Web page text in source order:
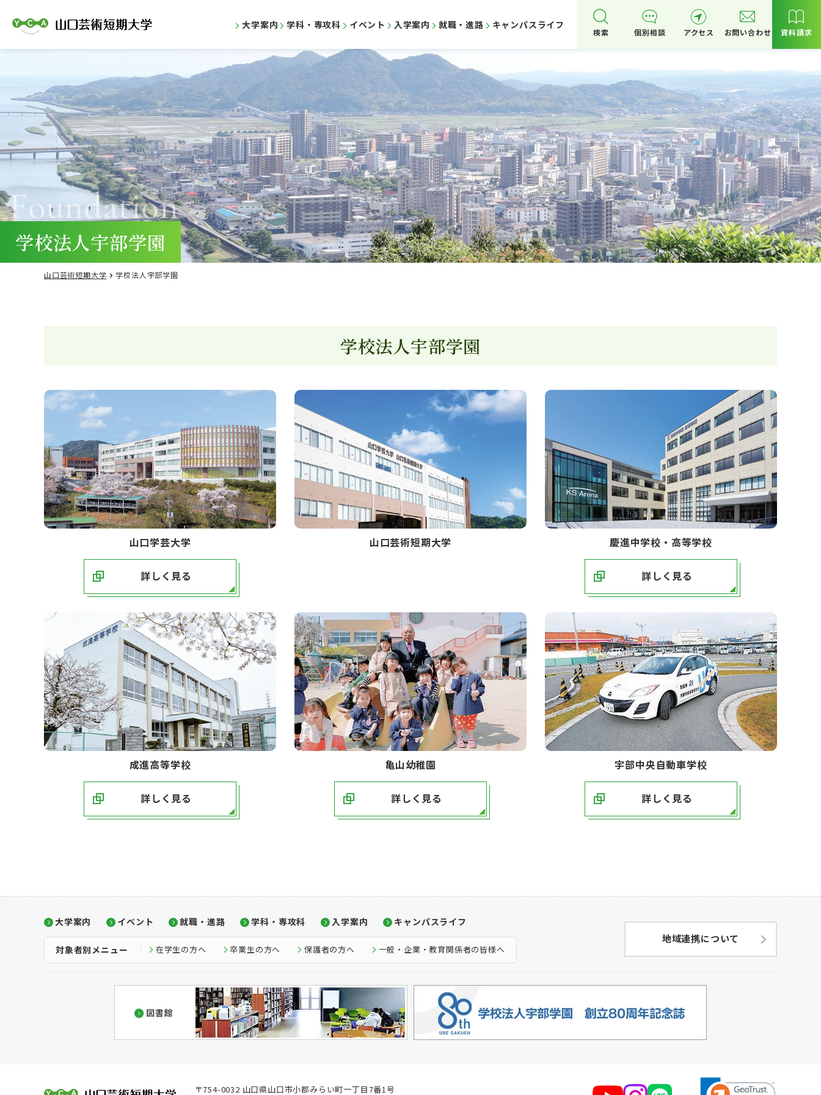
大学案内 学科・専攻科 イベント 入学案内 就職・進路 キャンパスライフ
検索 個別相談 アクセス お問い合わせ 資料請求
Foundation
学校法人宇部学園
山口芸術短期大学 学校法人宇部学園
学校法人宇部学園
山口学芸大学
詳しく見る
山口芸術短期大学 慶進中学校・高等学校
詳しく見る
成進高等学校
詳しく見る
亀山幼稚園
詳しく見る
宇部中央自動車学校
詳しく見る
大学案内 イベント 就職・進路 学科・専攻科 入学案内 キャンパスライフ
対象者別メニュー 在学生の方へ 卒業生の方へ 保護者の方へ 一般・企業・教育関係者の皆様へ
地域連携について
〒754-0032 山口県山口市小郡みらい町一丁目7番1号